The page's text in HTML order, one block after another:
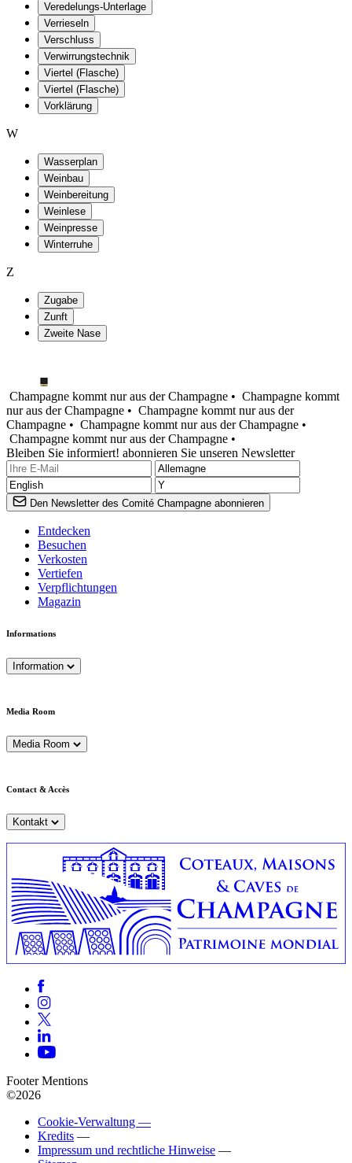
Veredelungs-Unterlage
Verrieseln
Verschluss
Verwirrungstechnik
Viertel (Flasche)
Viertel (Flasche)
Vorklärung
W
Wasserplan
Weinbau
Weinbereitung
Weinlese
Weinpresse
Winterruhe
Z
Zugabe
Zunft
Zweite Nase
Champagne kommt nur aus der Champagne • Champagne kommt
nur aus der Champagne • Champagne kommt nur aus der
Champagne • Champagne kommt nur aus der Champagne •
Champagne kommt nur aus der Champagne •
Bleiben Sie informiert! abonnieren Sie unseren Newsletter
Den Newsletter des Comité Champagne abonnieren
Entdecken
Besuchen
Verkosten
Vertiefen
Verpflichtungen
Magazin
Informations
Information
Media Room
Media Room
Contact & Accès
Kontakt
Footer Mentions
©2026
Cookie-Verwaltung —
Kredits —
Impressum und rechtliche Hinweise —